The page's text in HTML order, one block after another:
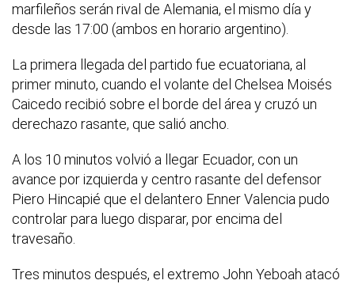
marfileños serán rival de Alemania, el mismo día y
desde las 17:00 (ambos en horario argentino).
La primera llegada del partido fue ecuatoriana, al
primer minuto, cuando el volante del Chelsea Moisés
Caicedo recibió sobre el borde del área y cruzó un
derechazo rasante, que salió ancho.
A los 10 minutos volvió a llegar Ecuador, con un
avance por izquierda y centro rasante del defensor
Piero Hincapié que el delantero Enner Valencia pudo
controlar para luego disparar, por encima del
travesaño.
Tres minutos después, el extremo John Yeboah atacó